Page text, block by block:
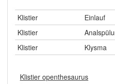
Klistier
Einlauf
Klistier
Klistier
Klysma
Klistier openthesaurus